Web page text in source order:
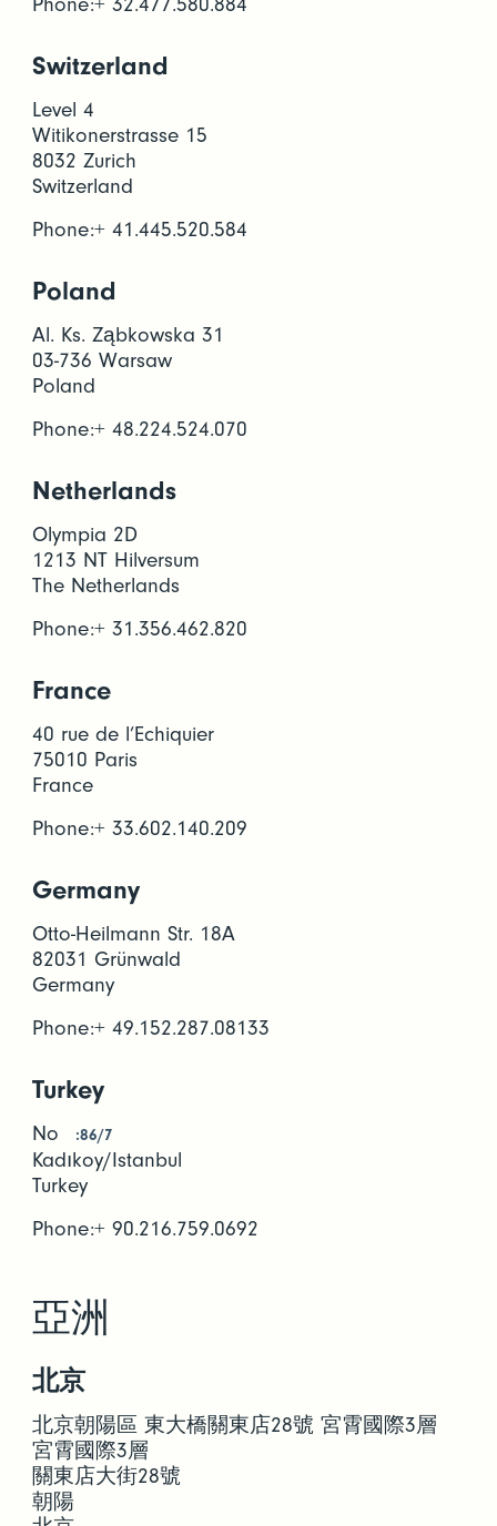
Switzerland
Level 4
Witikonerstrasse 15
8032 Zurich
Switzerland
Phone:+ 41.445.520.584
Poland
Al. Ks. Ząbkowska 31
03-736 Warsaw
Poland
Phone:+ 48.224.524.070
Netherlands
Olympia 2D
1213 NT Hilversum
The Netherlands
Phone:+ 31.356.462.820
France
40 rue de l’Echiquier
75010 Paris
France
Phone:+ 33.602.140.209
Germany
Otto-Heilmann Str. 18A
82031 Grünwald
Germany
Phone:+ 49.152.287.08133
Turkey
No :86/7
Kadıkoy/Istanbul
Turkey
Phone:+ 90.216.759.0692
亞洲
北京
北京朝陽區 東大橋關東店28號 宮霄國際3層
宮霄國際3層
關東店大街28號
朝陽